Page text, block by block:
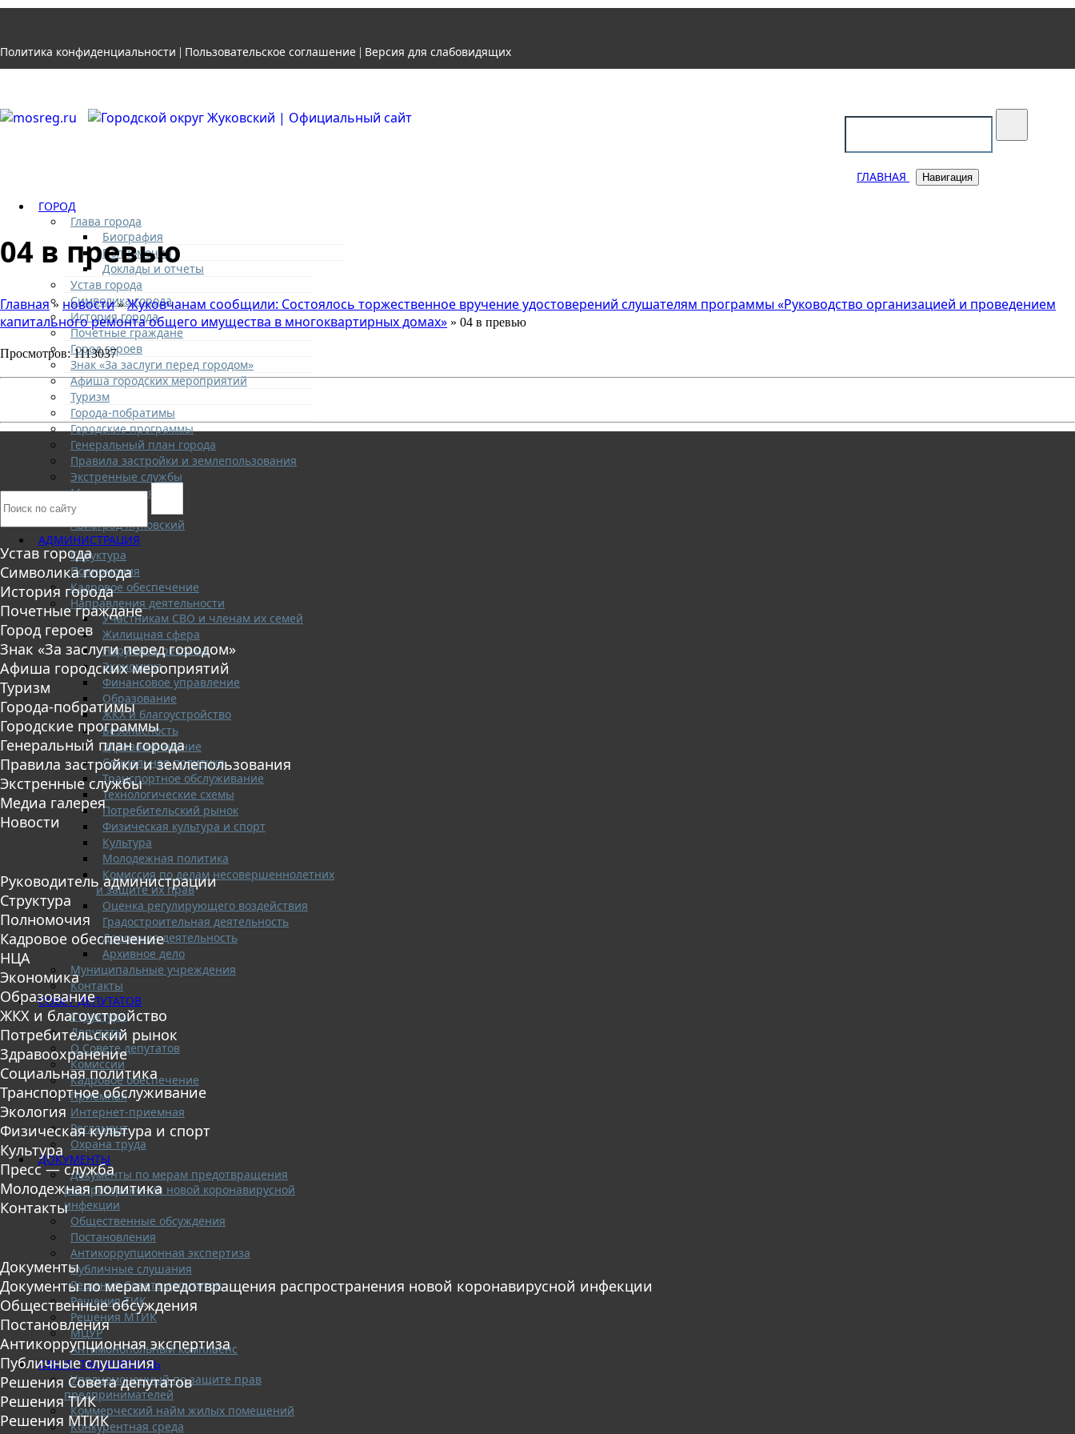
Политика конфиденциальности | Пользовательское соглашение | Версия для слабовидящих
ГЛАВНАЯ Навигация
ГОРОД
Глава города
Биография
Полномочия
Доклады и отчеты
Устав города
Символика города
История города
Почетные граждане
Город героев
Знак «За заслуги перед городом»
Афиша городских мероприятий
Туризм
Города-побратимы
Городские программы
Генеральный план города
Правила застройки и землепользования
Экстренные службы
Медиа галерея
Новости
Авиаград Жуковский
АДМИНИСТРАЦИЯ
Структура
Полномочия
Кадровое обеспечение
Направления деятельности
Участникам СВО и членам их семей
Жилищная сфера
Наружная реклама
Экономика
Финансовое управление
Образование
ЖКХ и благоустройство
Безопасность
Здравоохранение
Социальная политика
Транспортное обслуживание
Технологические схемы
Потребительский рынок
Физическая культура и спорт
Культура
Молодежная политика
Комиссия по делам несовершеннолетних
и защите их прав
Оценка регулирующего воздействия
Градостроительная деятельность
Дорожная деятельность
Архивное дело
Муниципальные учреждения
Контакты
СОВЕТ ДЕПУТАТОВ
Структура
Депутаты
О Совете депутатов
Комиссии
Кадровое обеспечение
Приемная
Интернет-приемная
Регламент
Охрана труда
ДОКУМЕНТЫ
Документы по мерам предотвращения
распространения новой коронавирусной
инфекции
Общественные обсуждения
Постановления
Антикоррупционная экспертиза
Публичные слушания
Решения Совета депутатов
Решения ТИК
Решения МТИК
МЦУР
Антимонопольный комплаенс
ОБЩЕСТВО И ВЛАСТЬ
Уполномоченный по защите прав
предпринимателей
Коммерческий найм жилых помещений
Конкурентная среда
04 в превью
Главная» новости»Жуковчанам сообщили: Состоялось торжественное вручение удостоверений слушателям программы «Руководство организацией и проведением
капитального ремонта общего имущества в многоквартирных домах» » 04 в превью
Просмотров: 1113037
Устав города
Символика города
История города
Почетные граждане
Город героев
Знак «За заслуги перед городом»
Афиша городских мероприятий
Туризм
Города-побратимы
Городские программы
Генеральный план города
Правила застройки и землепользования
Экстренные службы
Медиа галерея
Новости
Руководитель администрации
Структура
Полномочия
Кадровое обеспечение
НЦА
Экономика
Образование
ЖКХ и благоустройство
Потребительский рынок
Здравоохранение
Социальная политика
Транспортное обслуживание
Экология
Физическая культура и спорт
Культура
Пресс — служба
Молодежная политика
Контакты
Документы
Документы по мерам предотвращения распространения новой коронавирусной инфекции
Общественные обсуждения
Постановления
Антикоррупционная экспертиза
Публичные слушания
Решения Совета депутатов
Решения ТИК
Решения МТИК